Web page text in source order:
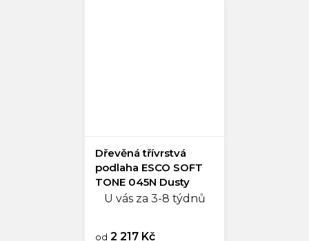
Dřevěná třívrstvá
podlaha ESCO SOFT
TONE 045N Dusty
beige
U vás za 3-8 týdnů
od 2 217 Kč